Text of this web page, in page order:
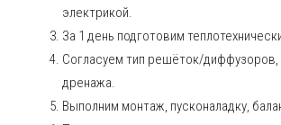
электрикой.
За 1 день подготовим
Согласуем тип решёток/диффузоров,
дренажа.
Выполним монтаж, пусконаладку,